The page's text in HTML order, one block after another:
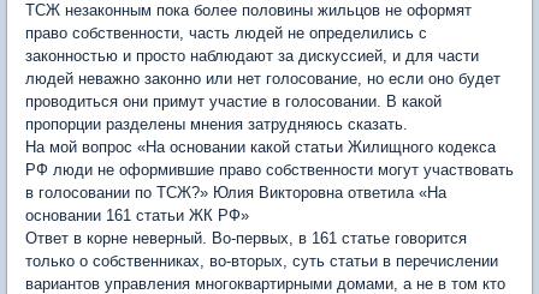
ТСЖ незаконным пока более половины жильцов не оформят
право собственности, часть людей не определились с
законностью и просто наблюдают за дискуссией, и для части
людей неважно законно или нет голосование, но если оно будет
проводиться они примут участие в голосовании. В какой
пропорции разделены мнения затрудняюсь сказать.
На мой вопрос «На основании какой статьи Жилищного кодекса
РФ люди не оформившие право собственности могут участвовать
в голосовании по ТСЖ?» Юлия Викторовна ответила «На
основании 161 статьи ЖК РФ»
Ответ в корне неверный. Во-первых, в 161 статье говорится
только о собственниках, во-вторых, суть статьи в перечислении
вариантов управления многоквартирными домами, а не в том кто